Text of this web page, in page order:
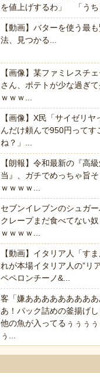
を値上げするわ」 「うち
【動画】バターを使う最
法、見つかる...
【画像】某ファミレスチ
さん、ポテトが少な過ぎて
ｗｗｗ...
【画像】X民「サイゼリヤ
んだけ頼んで950円ってす
ね？」...
【朗報】令和最新の『高
当』、ガチでめっちゃ旨そ
ｗｗｗｗ...
セブンイレブンのシュガ
クレープまだ食べてない奴
ｗｗｗｗ...
【動画】イタリア人「すま
れが本場イタリア人の”リ
ペペロンチーノ&...
客「嫌ああああああああ
あ！パック詰めの釜揚げし
他の魚が入ってるぅぅぅぅ
ぅ...